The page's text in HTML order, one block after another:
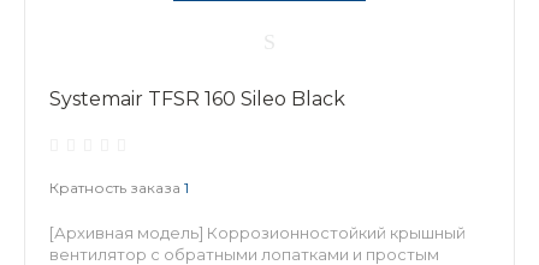
Systemair TFSR 160 Sileo Black
Кратность заказа 1
[Архивная модель] Коррозионностойкий крышный
вентилятор с обратными лопатками и простым